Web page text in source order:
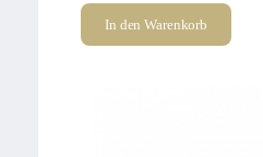
In den Warenkorb